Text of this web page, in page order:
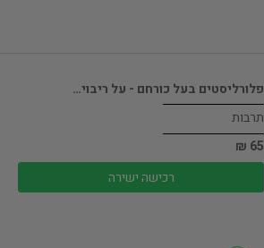
פלורליסטים בעל כורחם - על ריבוי…
תרבות
65 ₪
רכישה ישירה